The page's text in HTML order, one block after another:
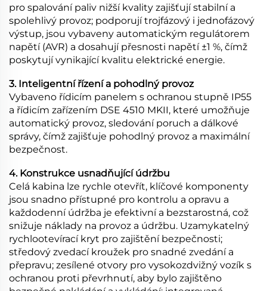
pro spalování paliv nižší kvality zajišťují stabilní a
spolehlivý provoz; podporují trojfázový i jednofázový
výstup, jsou vybaveny automatickým regulátorem
napětí (AVR) a dosahují přesnosti napětí ±1 %, čímž
poskytují vynikající kvalitu elektrické energie.
3. Inteligentní řízení a pohodlný provoz
Vybaveno řídicím panelem s ochranou stupně IP55
a řídicím zařízením DSE 4510 MKII, které umožňuje
automatický provoz, sledování poruch a dálkové
správy, čímž zajišťuje pohodlný provoz a maximální
bezpečnost.
4. Konstrukce usnadňující údržbu
Celá kabina lze rychle otevřít, klíčové komponenty
jsou snadno přístupné pro kontrolu a opravu a
každodenní údržba je efektivní a bezstarostná, což
snižuje náklady na provoz a údržbu. Uzamykatelný
rychlootevírací kryt pro zajištění bezpečnosti;
středový zvedací kroužek pro snadné zvedání a
přepravu; zesílené otvory pro vysokozdvižný vozík s
ochranou proti převrhnutí, aby bylo zajištěno